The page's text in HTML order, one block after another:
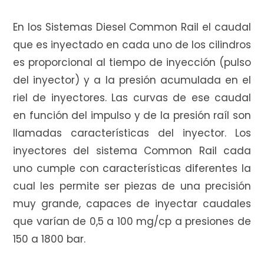
i
t
En los Sistemas Diesel Common Rail el caudal
que es inyectado en cada uno de los cilindros
es proporcional al tiempo de inyección (pulso
del inyector) y a la presión acumulada en el
riel de inyectores. Las curvas de ese caudal
en función del impulso y de la presión raíl son
llamadas características del inyector. Los
inyectores del sistema Common Rail cada
uno cumple con características diferentes la
cual les permite ser piezas de una precisión
muy grande, capaces de inyectar caudales
que varían de 0,5 a 100 mg/cp a presiones de
150 a 1800 bar.